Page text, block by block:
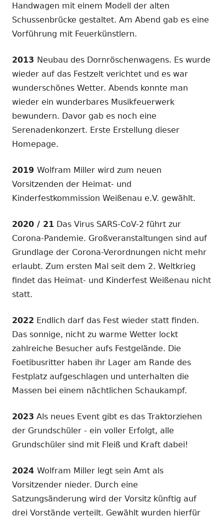
Handwagen mit einem Modell der alten
Schussenbrücke gestaltet. Am Abend gab es eine
Vorführung mit Feuerkünstlern.
2013 Neubau des Dornröschenwagens. Es wurde
wieder auf das Festzelt verichtet und es war
wunderschönes Wetter. Abends konnte man
wieder ein wunderbares Musikfeuerwerk
bewundern. Davor gab es noch eine
Serenadenkonzert. Erste Erstellung dieser
Homepage.
2019 Wolfram Miller wird zum neuen
Vorsitzenden der Heimat- und
Kinderfestkommission Weißenau e.V. gewählt.
2020 / 21 Das Virus SARS-CoV-2 führt zur
Corona-Pandemie. Großveranstaltungen sind auf
Grundlage der Corona-Verordnungen nicht mehr
erlaubt. Zum ersten Mal seit dem 2. Weltkrieg
findet das Heimat- und Kinderfest Weißenau nicht
statt.
2022 Endlich darf das Fest wieder statt finden.
Das sonnige, nicht zu warme Wetter lockt
zahlreiche Besucher aufs Festgelände. Die
Foetibusritter haben ihr Lager am Rande des
Festplatz aufgeschlagen und unterhalten die
Massen bei einem nächtlichen Schaukampf.
2023 Als neues Event gibt es das Traktorziehen
der Grundschüler - ein voller Erfolgt, alle
Grundschüler sind mit Fleiß und Kraft dabei!
2024 Wolfram Miller legt sein Amt als
Vorsitzender nieder. Durch eine
Satzungsänderung wird der Vorsitz künftig auf
drei Vorstände verteilt. Gewählt wurden hierfür